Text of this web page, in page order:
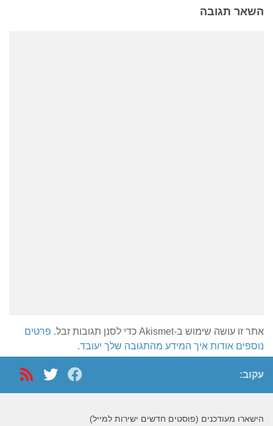
השאר תגובה
אתר זו עושה שימוש ב-Akismet כדי לסנן תגובות זבל.
פרטים
נוספים אודות איך המידע מהתגובה שלך יעובד.
עקוב:
הישארו מעודכנים (פוסטים חדשים ישירות למייל)